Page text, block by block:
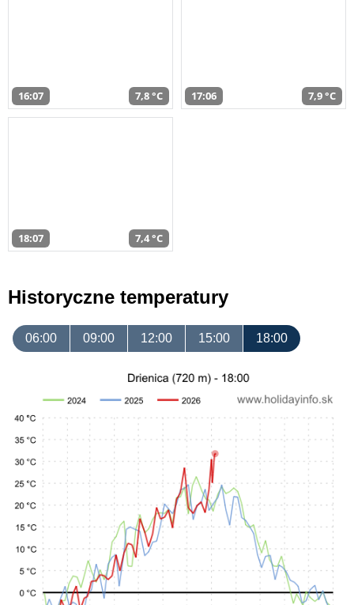
16:07 7,8 °C 17:06 7,9 °C
18:07 7,4 °C
Historyczne temperatury
06:00 09:00 12:00 15:00 18:00